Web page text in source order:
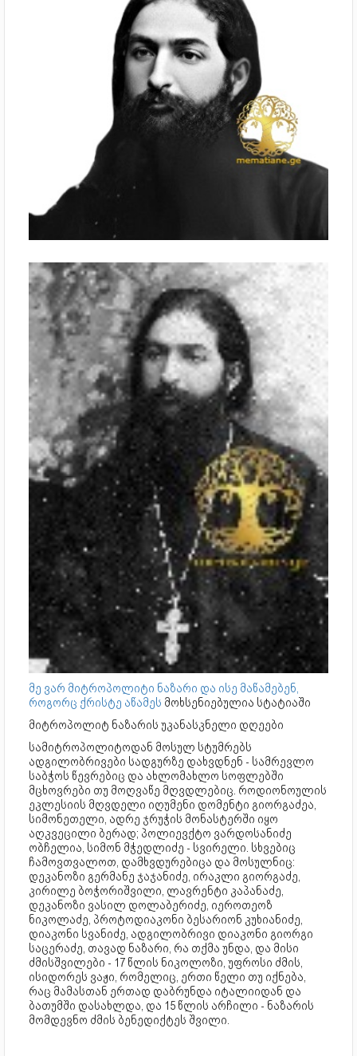
მე ვარ მიტროპოლიტი ნაზარი და ისე მაწამებენ,
როგორც ქრისტე აწამეს მოხსენიებულია სტატიაში
მიტროპოლიტ ნაზარის უკანასკნელი დღეები
სამიტროპოლიტოდან მოსულ სტუმრებს
ადგილობრივები სადგურზე დახვდნენ - სამრევლო
საბჭოს წევრებიც და ახლომახლო სოფლებში
მცხოვრები თუ მოღვაწე მღვდლებიც. როდიონოულის
ეკლესიის მღვდელი იღუმენი დომენტი გიორგაძეა,
სიმონეთელი, ადრე ჯრუჭის მონასტერში იყო
აღკვეცილი ბერად; პოლიევქტო ვარდოსანიძე
ობჩელია, სიმონ მჭედლიძე - სვირელი. სხვებიც
ჩამოვთვალოთ, დამხვდურებიცა და მოსულნიც:
დეკანოზი გერმანე ჯაჯანიძე, ირაკლი გიორგაძე,
კირილე ბოჭორიშვილი, ლავრენტი კაპანაძე,
დეკანოზი ვასილ დოლაბერიძე, იეროთეოზ
ნიკოლაძე, პროტოდიაკონი ბესარიონ კუხიანიძე,
დიაკონი სვანიძე, ადგილობრივი დიაკონი გიორგი
საცერაძე, თავად ნაზარი, რა თქმა უნდა, და მისი
ძმისშვილები - 17 წლის ნიკოლოზი, უფროსი ძმის,
ისიდორეს ვაჟი, რომელიც, ერთი წელი თუ იქნება,
რაც მამასთან ერთად დაბრუნდა იტალიიდან და
ბათუმში დასახლდა, და 15 წლის არჩილი - ნაზარის
მომდევნო ძმის ბენედიქტეს შვილი.